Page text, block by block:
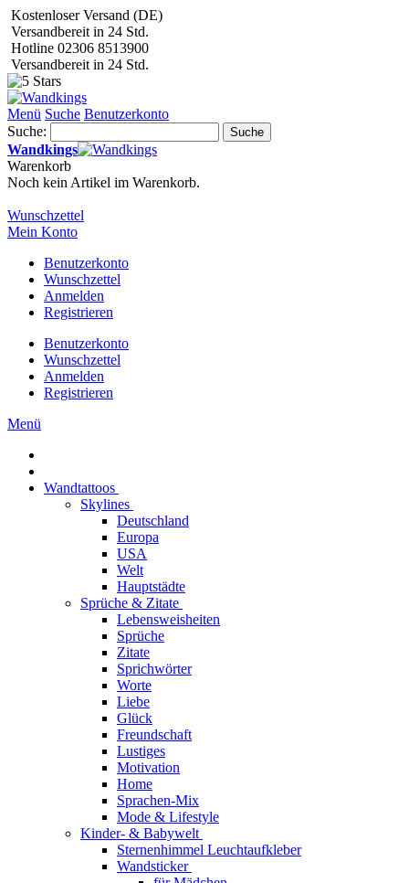
Kostenloser Versand (DE)
Versandbereit in 24 Std.
Hotline 02306 8513900
Versandbereit in 24 Std.
Menü Suche Benutzerkonto
Suche:
Suche
Wandkings
Warenkorb
Noch kein Artikel im Warenkorb.
Wunschzettel
Mein Konto
Benutzerkonto
Wunschzettel
Anmelden
Registrieren
Benutzerkonto
Wunschzettel
Anmelden
Registrieren
Menü
Wandtattoos
Skylines
Deutschland
Europa
USA
Welt
Hauptstädte
Sprüche & Zitate
Lebensweisheiten
Sprüche
Zitate
Sprichwörter
Worte
Liebe
Glück
Freundschaft
Lustiges
Motivation
Home
Sprachen-Mix
Mode & Lifestyle
Kinder- & Babywelt
Sternenhimmel Leuchtaufkleber
Wandsticker